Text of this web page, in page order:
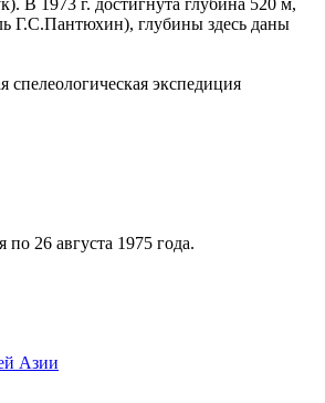
В 1973 г. достигнута глубина 520 м,
Г.С.Пантюхин), глубины здесь даны
экспедиция
26 августа 1975 года.
Азии